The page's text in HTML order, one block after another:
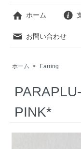
ホーム
お問い合わせ
ホーム > Earring
PINK*